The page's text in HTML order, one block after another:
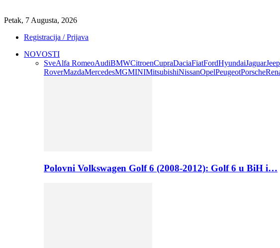
Petak, 7 Augusta, 2026
Registracija / Prijava
NOVOSTI
SveAlfa RomeoAudiBMWCitroenCupraDaciaFiatFordHyundaiJaguarJeep
RoverMazdaMercedesMGMINIMitsubishiNissanOpelPeugeotPorsche
Polovni Volkswagen Golf 6 (2008-2012): Golf 6 u BiH i…